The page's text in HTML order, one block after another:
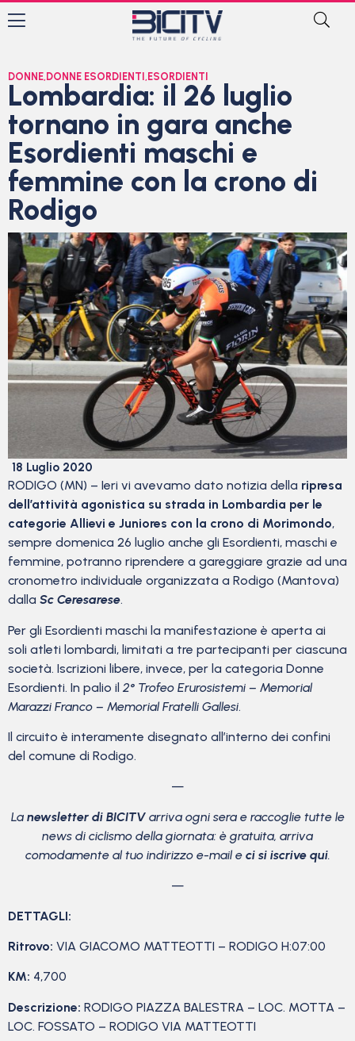
DONNE, DONNE ESORDIENTI , ESORDIENTI
Lombardia: il 26 luglio
tornano in gara anche
Esordienti maschi e
femmine con la crono di
Rodigo
18 Luglio 2020
RODIGO (MN) – Ieri vi avevamo dato notizia della ripresa
dell’attività agonistica su strada in Lombardia per le
categorie Allievi e Juniores con la crono di Morimondo,
sempre domenica 26 luglio anche gli Esordienti, maschi e
femmine, potranno riprendere a gareggiare grazie ad una
cronometro individuale organizzata a Rodigo (Mantova)
dalla Sc Ceresarese.
Per gli Esordienti maschi la manifestazione è aperta ai
soli atleti lombardi, limitati a tre partecipanti per ciascuna
società. Iscrizioni libere, invece, per la categoria Donne
Esordienti. In palio il 2° Trofeo Erurosistemi – Memorial
Marazzi Franco – Memorial Fratelli Gallesi.
Il circuito è interamente disegnato all’interno dei confini
del comune di Rodigo.
—
La newsletter di BICITVarriva ogni sera e raccoglie tutte le
news di ciclismo della giornata: è gratuita, arriva
comodamente al tuo indirizzo e-mail e ci si iscrive qui.
—
DETTAGLI:
Ritrovo: VIA GIACOMO MATTEOTTI – RODIGO H:07:00
KM: 4,700
Descrizione: RODIGO PIAZZA BALESTRA – LOC. MOTTA –
LOC. FOSSATO – RODIGO VIA MATTEOTTI